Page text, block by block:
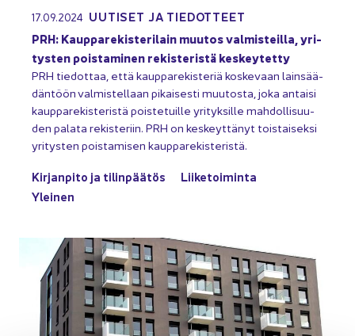
17.09.2024 UU­TI­SET JA TIE­DOT­TEET
PRH: Kaup­pa­re­kis­te­ri­lain muu­tos val­mis­teil­la, yri­
tys­ten pois­ta­mi­nen re­kis­te­ris­tä kes­key­tet­ty
PRH tie­dot­taa, että kaup­pa­re­kis­te­riä kos­ke­vaan lain­sää­
dän­töön val­mis­tel­laan pi­kai­ses­ti muu­tos­ta, joka an­tai­si
kaup­pa­re­kis­te­ris­tä pois­te­tuil­le yri­tyk­sil­le mah­dol­li­suu­
den pa­la­ta re­kis­te­riin. PRH on kes­keyt­tä­nyt tois­tai­sek­si
yri­tys­ten pois­ta­mi­sen kaup­pa­re­kis­te­ris­tä.
Kir­jan­pi­to ja ti­lin­pää­tös
Lii­ke­toi­min­ta
Ylei­nen